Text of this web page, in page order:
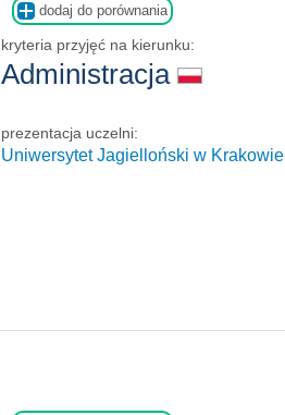
dodaj do porównania
kryteria przyjęć na kierunku:
Administracja
prezentacja uczelni:
Uniwersytet Jagielloński w Krakowie